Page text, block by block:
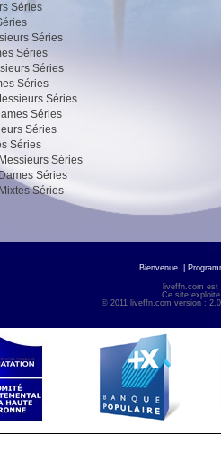
Séries
Séries
Séries
Séries
Séries
Séries
Séries
Séries
Séries
Séries
Séries
Séries
Bienvenue
liveffn.com est
Ce site
© 2011 liveffn.com version :